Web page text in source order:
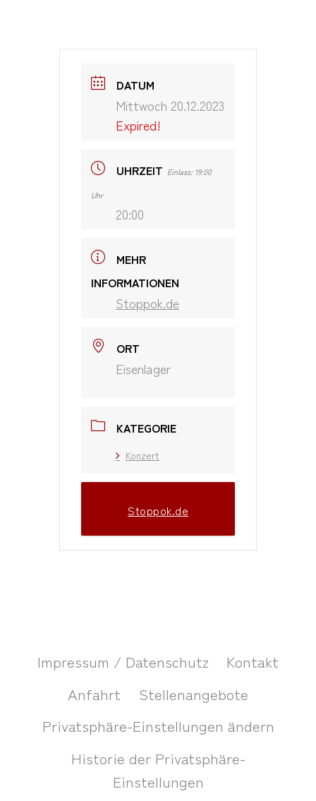
DATUM
Mittwoch 20.12.2023
Expired!
UHRZEIT Einlass: 19:00
Uhr
20:00
MEHR
INFORMATIONEN
Stoppok.de
ORT
Eisenlager
KATEGORIE
Konzert
Stoppok.de
Impressum / Datenschutz
Kontakt
Anfahrt
Stellenangebote
Privatsphäre-Einstellungen ändern
Historie der Privatsphäre-
Einstellungen